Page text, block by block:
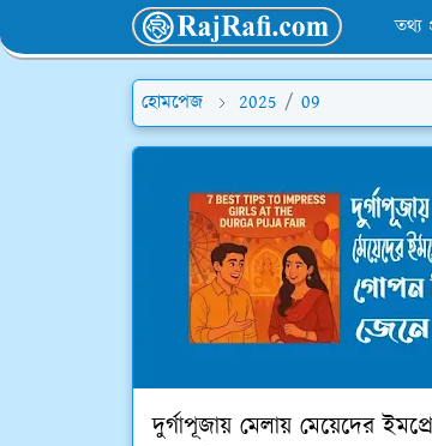
তথ্য
হোমপেজ 2025 / 09
দুর্গাপূজায় মেলায় মেয়েদের